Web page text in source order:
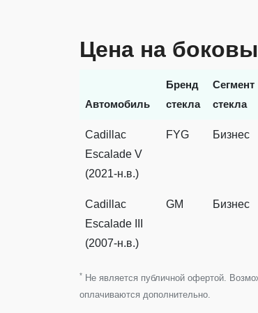
Цена на
Автомобиль
Бренд
стекла
Сегмент
стекла
Cadillac
Escalade V
(2021-н.в.)
FYG Бизнес
Cadillac
Escalade III
(2007-н.в.)
GM Бизнес
* Не является публичной офертой.
оплачиваются дополнительно.